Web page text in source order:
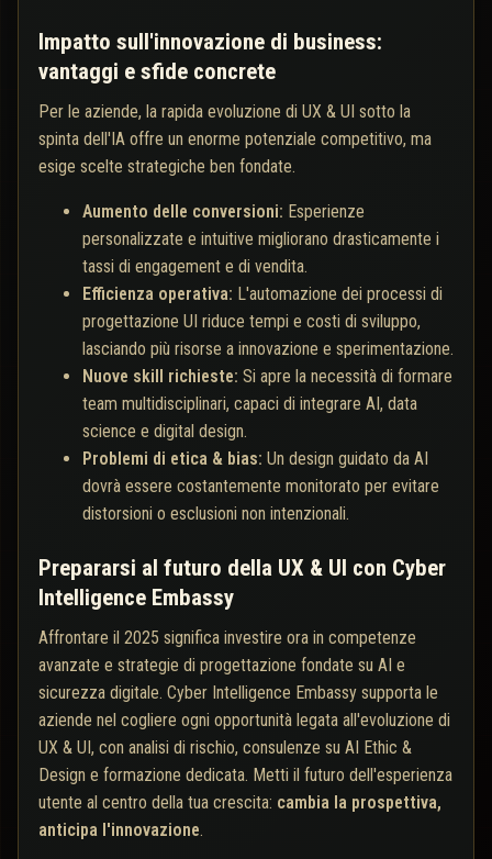
Impatto sull'innovazione di business:
vantaggi e sfide concrete
Per le aziende, la rapida evoluzione di UX & UI sotto la
spinta dell'IA offre un enorme potenziale competitivo, ma
esige scelte strategiche ben fondate.
Aumento delle conversioni: Esperienze
personalizzate e intuitive migliorano drasticamente i
tassi di engagement e di vendita.
Efficienza operativa: L'automazione dei processi di
progettazione UI riduce tempi e costi di sviluppo,
lasciando più risorse a innovazione e sperimentazione.
Nuove skill richieste: Si apre la necessità di formare
team multidisciplinari, capaci di integrare AI, data
science e digital design.
Problemi di etica & bias: Un design guidato da AI
dovrà essere costantemente monitorato per evitare
distorsioni o esclusioni non intenzionali.
Prepararsi al futuro della UX & UI con Cyber
Intelligence Embassy
Affrontare il 2025 significa investire ora in competenze
avanzate e strategie di progettazione fondate su AI e
sicurezza digitale. Cyber Intelligence Embassy supporta le
aziende nel cogliere ogni opportunità legata all'evoluzione di
UX & UI, con analisi di rischio, consulenze su AI Ethic &
Design e formazione dedicata. Metti il futuro dell'esperienza
utente al centro della tua crescita: cambia la prospettiva,
anticipa l'innovazione.